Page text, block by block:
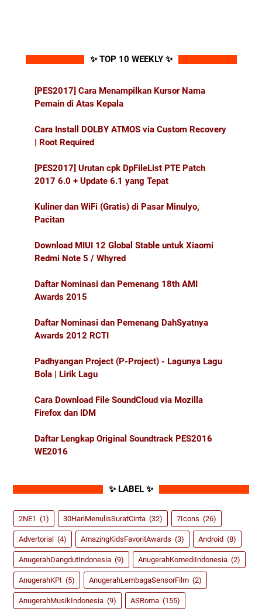
✨ TOP 10 WEEKLY ✨
[PES2017] Cara Menampilkan Kursor Nama
Pemain di Atas Kepala
Cara Install DOLBY ATMOS via Custom Recovery
| Root Required
[PES2017] Urutan cpk DpFileList PTE Patch
2017 6.0 + Update 6.1 yang Tepat
Kuliner dan WiFi (Gratis) di Pasar Minulyo,
Pacitan
Download MIUI 12 Global Stable untuk Xiaomi
Redmi Note 5 / Whyred
Daftar Nominasi dan Pemenang 18th AMI
Awards 2015
Daftar Nominasi dan Pemenang DahSyatnya
Awards 2012 RCTI
Padhyangan Project (P-Project) - Lagunya Lagu
Bola | Lirik Lagu
Cara Download File SoundCloud via Mozilla
Firefox dan IDM
Daftar Lengkap Original Soundtrack PES2016
WE2016
✨ LABEL ✨
2NE1 (1) 30HariMenulisSuratCinta (32) 7Icons (26)
Advertorial (4) AmazingKidsFavoritAwards (3) Android (8)
AnugerahDangdutIndonesia (9) AnugerahKomediIndonesia (2)
AnugerahKPI (5) AnugerahLembagaSensorFilm (2)
AnugerahMusikIndonesia (9) ASRoma (155)